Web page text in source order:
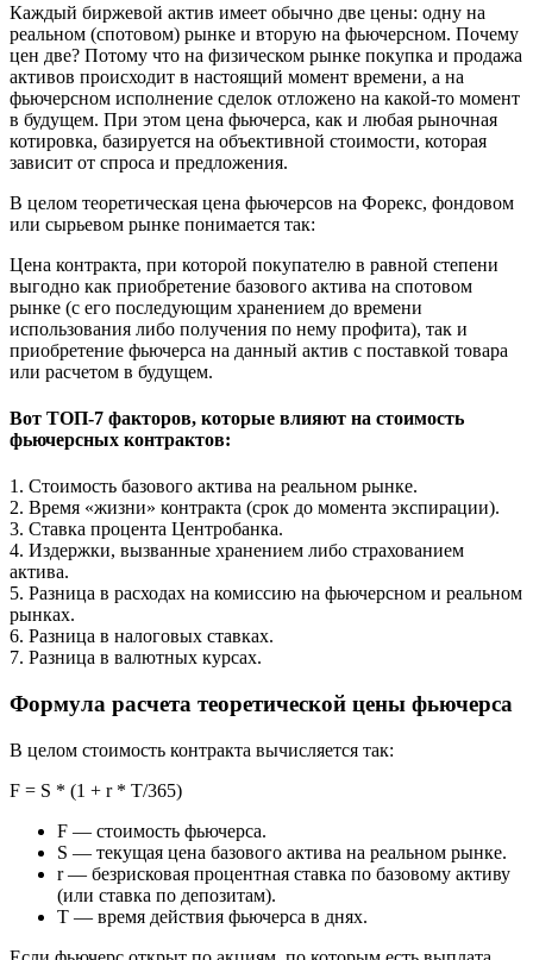
Каждый биржевой актив имеет обычно две цены: одну на
реальном (спотовом) рынке и вторую на фьючерсном. Почему
цен две? Потому что на физическом рынке покупка и продажа
активов происходит в настоящий момент времени, а на
фьючерсном исполнение сделок отложено на какой-то момент
в будущем. При этом цена фьючерса, как и любая рыночная
котировка, базируется на объективной стоимости, которая
зависит от спроса и предложения.
В целом теоретическая цена фьючерсов на Форекс, фондовом
или сырьевом рынке понимается так:
Цена контракта, при которой покупателю в равной степени
выгодно как приобретение базового актива на спотовом
рынке (с его последующим хранением до времени
использования либо получения по нему профита), так и
приобретение фьючерса на данный актив с поставкой товара
или расчетом в будущем.
Вот ТОП-7 факторов, которые влияют на стоимость
фьючерсных контрактов:
1. Стоимость базового актива на реальном рынке.
2. Время «жизни» контракта (срок до момента экспирации).
3. Ставка процента Центробанка.
4. Издержки, вызванные хранением либо страхованием
актива.
5. Разница в расходах на комиссию на фьючерсном и реальном
рынках.
6. Разница в налоговых ставках.
7. Разница в валютных курсах.
Формула расчета теоретической цены фьючерса
В целом стоимость контракта вычисляется так:
F = S * (1 + r * T/365)
F — стоимость фьючерса.
S — текущая цена базового актива на реальном рынке.
r — безрисковая процентная ставка по базовому активу
(или ставка по депозитам).
T — время действия фьючерса в днях.